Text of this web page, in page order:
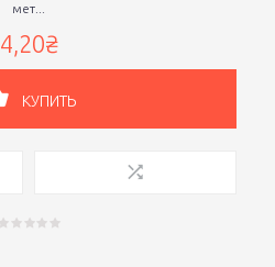
мет...
4,20₴
КУПИТЬ